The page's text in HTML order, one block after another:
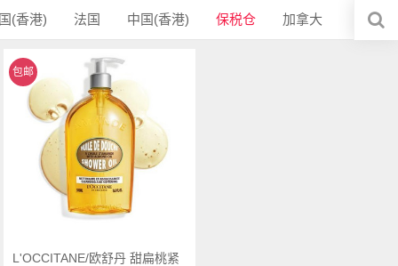
(香港) 法国 中国(香港) 保税仓 加拿大
包邮
L'OCCITANE/欧舒丹 甜扁桃紧